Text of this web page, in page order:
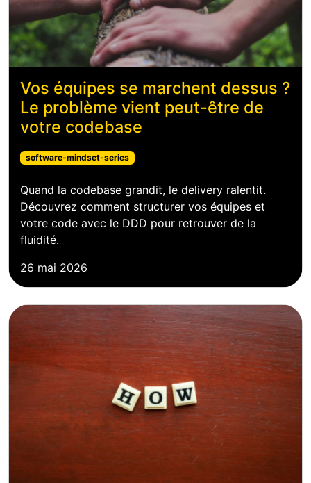
Vos équipes se marchent dessus ?
Le problème vient peut-être de
votre codebase
software-mindset-series
Quand la codebase grandit, le delivery ralentit.
Découvrez comment structurer vos équipes et
votre code avec le DDD pour retrouver de la
fluidité.
26 mai 2026